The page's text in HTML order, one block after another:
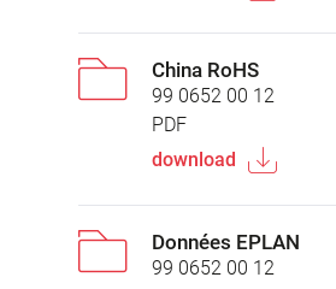
China RoHS
99 0652 00 12
PDF
download
Données EPLAN
99 0652 00 12